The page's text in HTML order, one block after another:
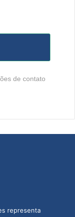
de contato
representa